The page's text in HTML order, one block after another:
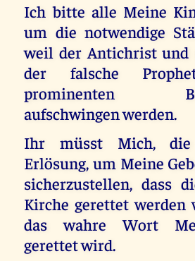
Ich bitte alle Meine
um die notwendige
weil der Antichrist und
der falsche
prominenten
aufschwingen werden.
Ihr müsst Mich,
Erlösung, um Meine
sicherzustellen, dass
Kirche gerettet werden
das wahre Wort
gerettet wird.